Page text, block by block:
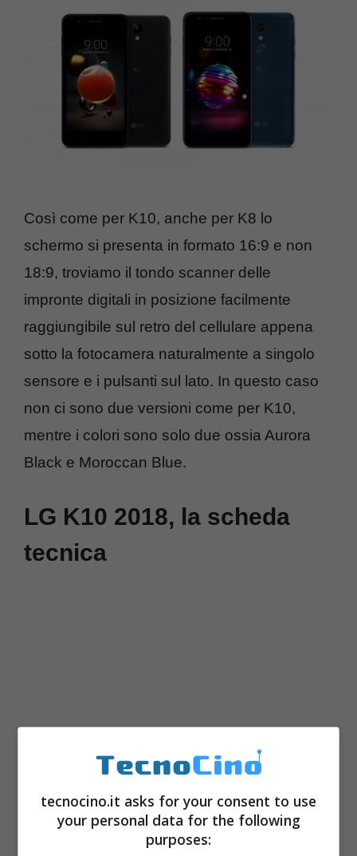
Così come per K10, anche per K8 lo
schermo si presenta in formato 16:9 e non
18:9, troviamo il tondo scanner delle
impronte digitali in posizione facilmente
raggiungibile sul retro del cellulare appena
sotto la fotocamera naturalmente a singolo
sensore e i pulsanti sul lato. In questo caso
non ci sono due versioni come per K10,
mentre i colori sono solo due ossia Aurora
Black e Moroccan Blue.
LG K10 2018, la scheda
tecnica
La scheda tecnica di LG K8 2018 considera
uno schermo IPS da 5 pollici a risoluzione
tecnocino.it asks for your consent to use
your personal data for the following
purposes: